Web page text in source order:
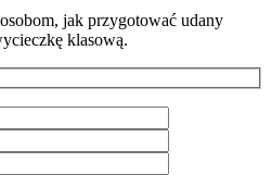
jak przygotować udany
klasową.